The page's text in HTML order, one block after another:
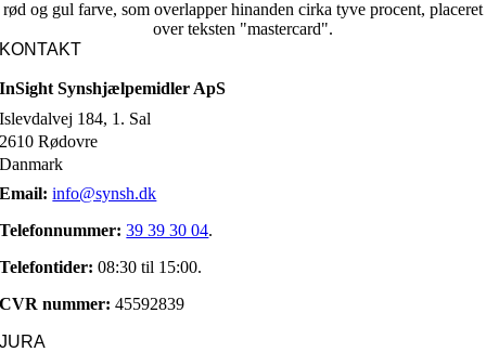
KONTAKT
InSight Synshjælpemidler ApS
Islevdalvej 184, 1. Sal
2610 Rødovre
Danmark
Email: info@synsh.dk
Telefonnummer: 39 39 30 04.
Telefontider: 08:30 til 15:00.
CVR nummer: 45592839
JURA